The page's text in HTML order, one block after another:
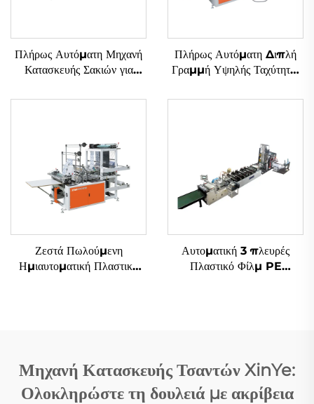
Πλήρως Αυτόματη Μηχανή
Κατασκευής Σακιών για
Διπλές Γραμμές και
Πλήρως Αυτόματη Διπλή
Γραμμή Υψηλής Ταχύτητας
από Πλαστικά με Εικόνα T-
Ζεστά Πωλούμενη
Ημιαυτοματική Πλαστική
Αυτοματική 3 πλευρές
Πλαστικό Φίλμ PE
Μηχανή Κατασκευής Τσαντών XinYe:
Ολοκληρώστε τη δουλειά με ακρίβεια